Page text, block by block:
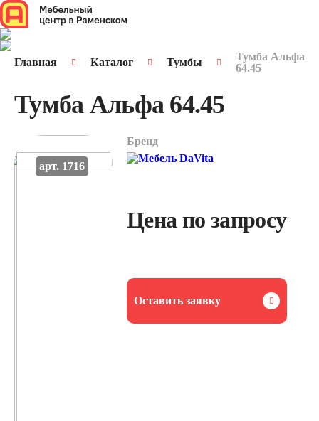
Главная Каталог Тумбы
Тумба Альфа
64.45
Тумба Альфа 64.45
арт. 1716
Бренд
Цена по запросу
Оставить заявку